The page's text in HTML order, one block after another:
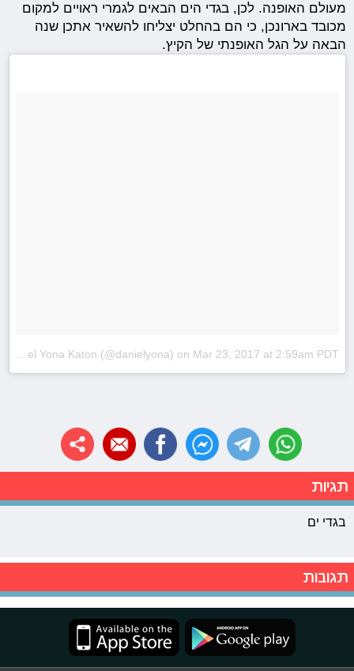
מעולם האופנה. לכן, בגדי הים הבאים לגמרי ראויים למקום
מכובד בארונכן, כי הם בהחלט יצליחו להשאיר אתכן שנה
הבאה על הגל האופנתי של הקיץ.
A post shared by Daniel Yona Katon (@danielyona) on Mar 23, 2017 at 2:59am PDT
תגיות
בגדי ים
תגובות